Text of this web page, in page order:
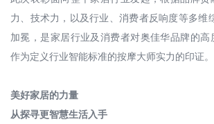
力、技术力，以及行业、消费者反响度等多维
加冕，是家居行业及消费者对奥佳华品牌的
作为定义行业智能标准的按摩大师实力的印证。
美好家居的力量
从探寻更智慧生活入手